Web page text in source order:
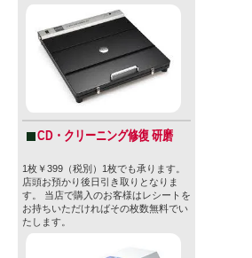
CD・クリーニング修復 研磨
1枚￥399（税別）1枚でも承ります。
店頭お預かり後日引き取りとなりま
す。 当店で購入のお客様はレシートを
お持ちいただければその枚数無料でい
たします。